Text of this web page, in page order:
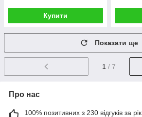
Купити
Показати ще
1 / 7
Про нас
100% позитивних з 230 відгуків за рік